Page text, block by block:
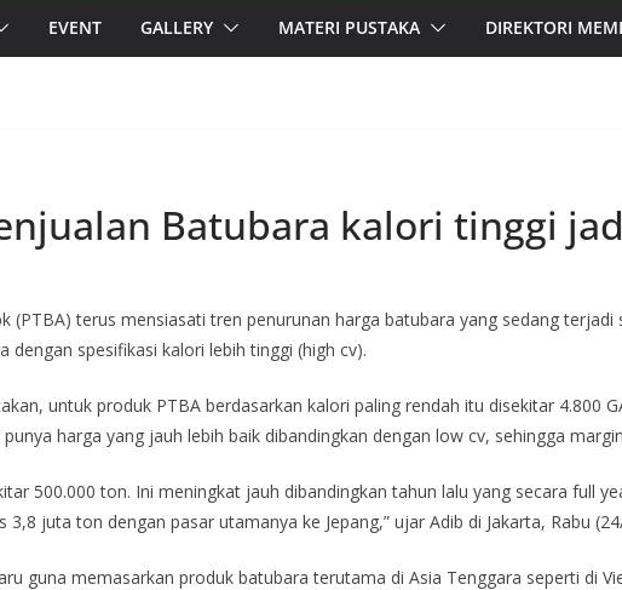
EVENT GALLERY MATERI PUSTAKA DIREKTORI
Batubara kalori tinggi
(PTBA) terus mensiasati tren penurunan harga batubara yang sedang
spesifikasi kalori lebih tinggi (high cv).
untuk produk PTBA berdasarkan kalori paling rendah itu disekitar 4.800
harga yang jauh lebih baik dibandingkan dengan low cv, sehingga
500.000 ton. Ini meningkat jauh dibandingkan tahun lalu yang secara full
juta ton dengan pasar utamanya ke Jepang,” ujar Adib di Jakarta, Rabu
guna memasarkan produk batubara terutama di Asia Tenggara seperti di